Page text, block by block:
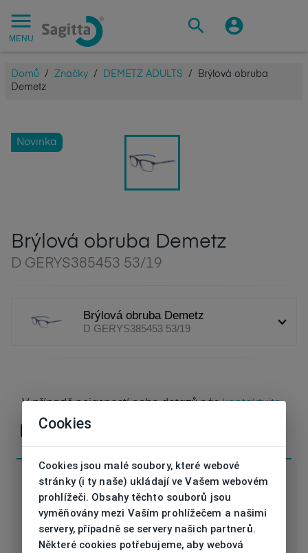
MENU
Domů / Značky / DEMETZ ADULTS /
Brýlová obruba
Demetz
Novinka
Brýlová obruba Demetz
D GERYS385453 53/19
Brýlová obruba Demetz
D GERYS385453 53/19
V případě nejasností nebo dotazů náskontaktujte
Parametry
Kód
D GERYS385453
53/19
Cookies
Cookies jsou malé soubory, které webové
stránky (i ty naše) ukládají ve Vašem webovém
prohlížeči. Obsahy těchto souborů jsou
vyměňovány mezi Vaším prohlížečem a našimi
servery, případně se servery našich partnerů.
Některé cookies potřebujeme, aby webová